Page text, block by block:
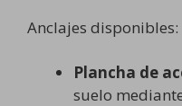
Anclajes disponibles:
Plancha de
suelo